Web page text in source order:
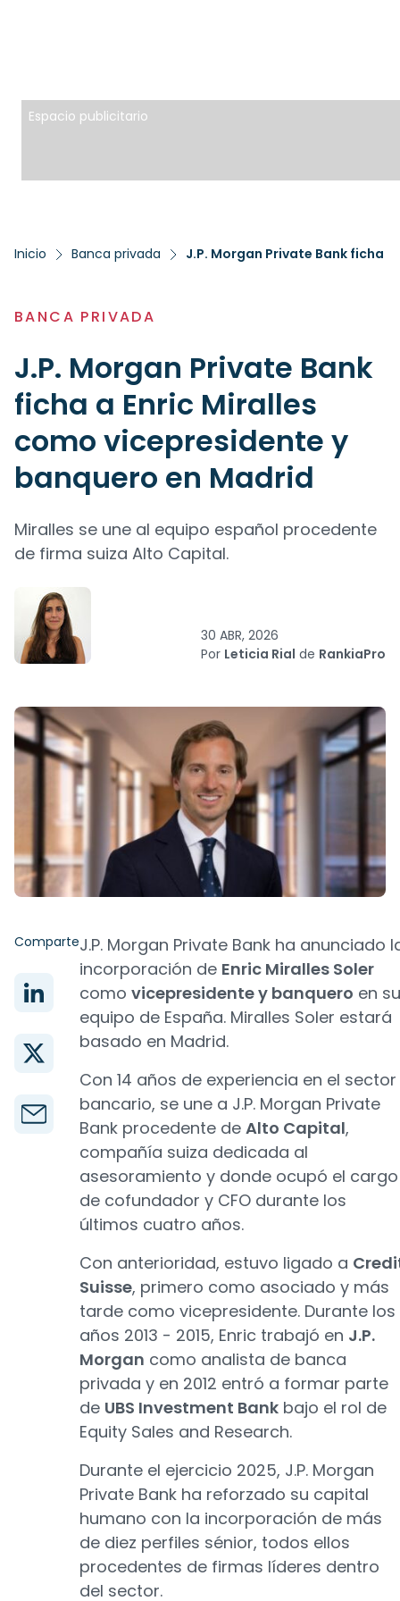
Espacio publicitario
Inicio Banca privada J.P. Morgan Private Bank ficha
BANCA PRIVADA
J.P. Morgan Private Bank
ficha a Enric Miralles
como vicepresidente y
banquero en Madrid
Miralles se une al equipo español procedente
de firma suiza Alto Capital.
30 ABR, 2026
Por Leticia Rial de RankiaPro
ComparteJ.P. Morgan Private Bank ha anunciado
incorporación de Enric Miralles Soler
como vicepresidente y banquero en su
equipo de España. Miralles Soler estará
basado en Madrid.
Con 14 años de experiencia en el sector
bancario, se une a J.P. Morgan Private
Bank procedente de Alto Capital,
compañía suiza dedicada al
asesoramiento y donde ocupó el cargo
de cofundador y CFO durante los
últimos cuatro años.
Con anterioridad, estuvo ligado a
Suisse, primero como asociado y más
tarde como vicepresidente. Durante los
años 2013 - 2015, Enric trabajó en J.P.
Morgan como analista de banca
privada y en 2012 entró a formar parte
de UBS Investment Bank bajo el rol de
Equity Sales and Research.
Durante el ejercicio 2025, J.P. Morgan
Private Bank ha reforzado su capital
humano con la incorporación de más
de diez perfiles sénior, todos ellos
procedentes de firmas líderes dentro
del sector.